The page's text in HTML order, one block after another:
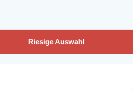
Riesige Auswahl